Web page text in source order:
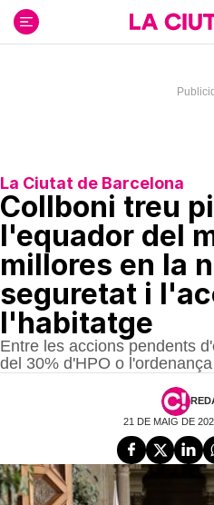
contenido
La Ciutat de Barcelona
Collboni treu
l'equador del
millores en la
seguretat i
l'habitatge
Entre les accions pendents
del 30% d'HPO o
21 DE MAIG DE